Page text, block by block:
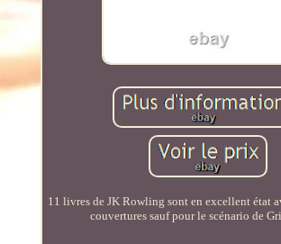
11 livres de JK Rowling sont en excellent état
couvertures sauf pour le scénario de